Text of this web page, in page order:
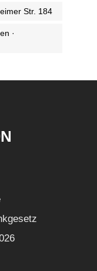
Str. 184
·